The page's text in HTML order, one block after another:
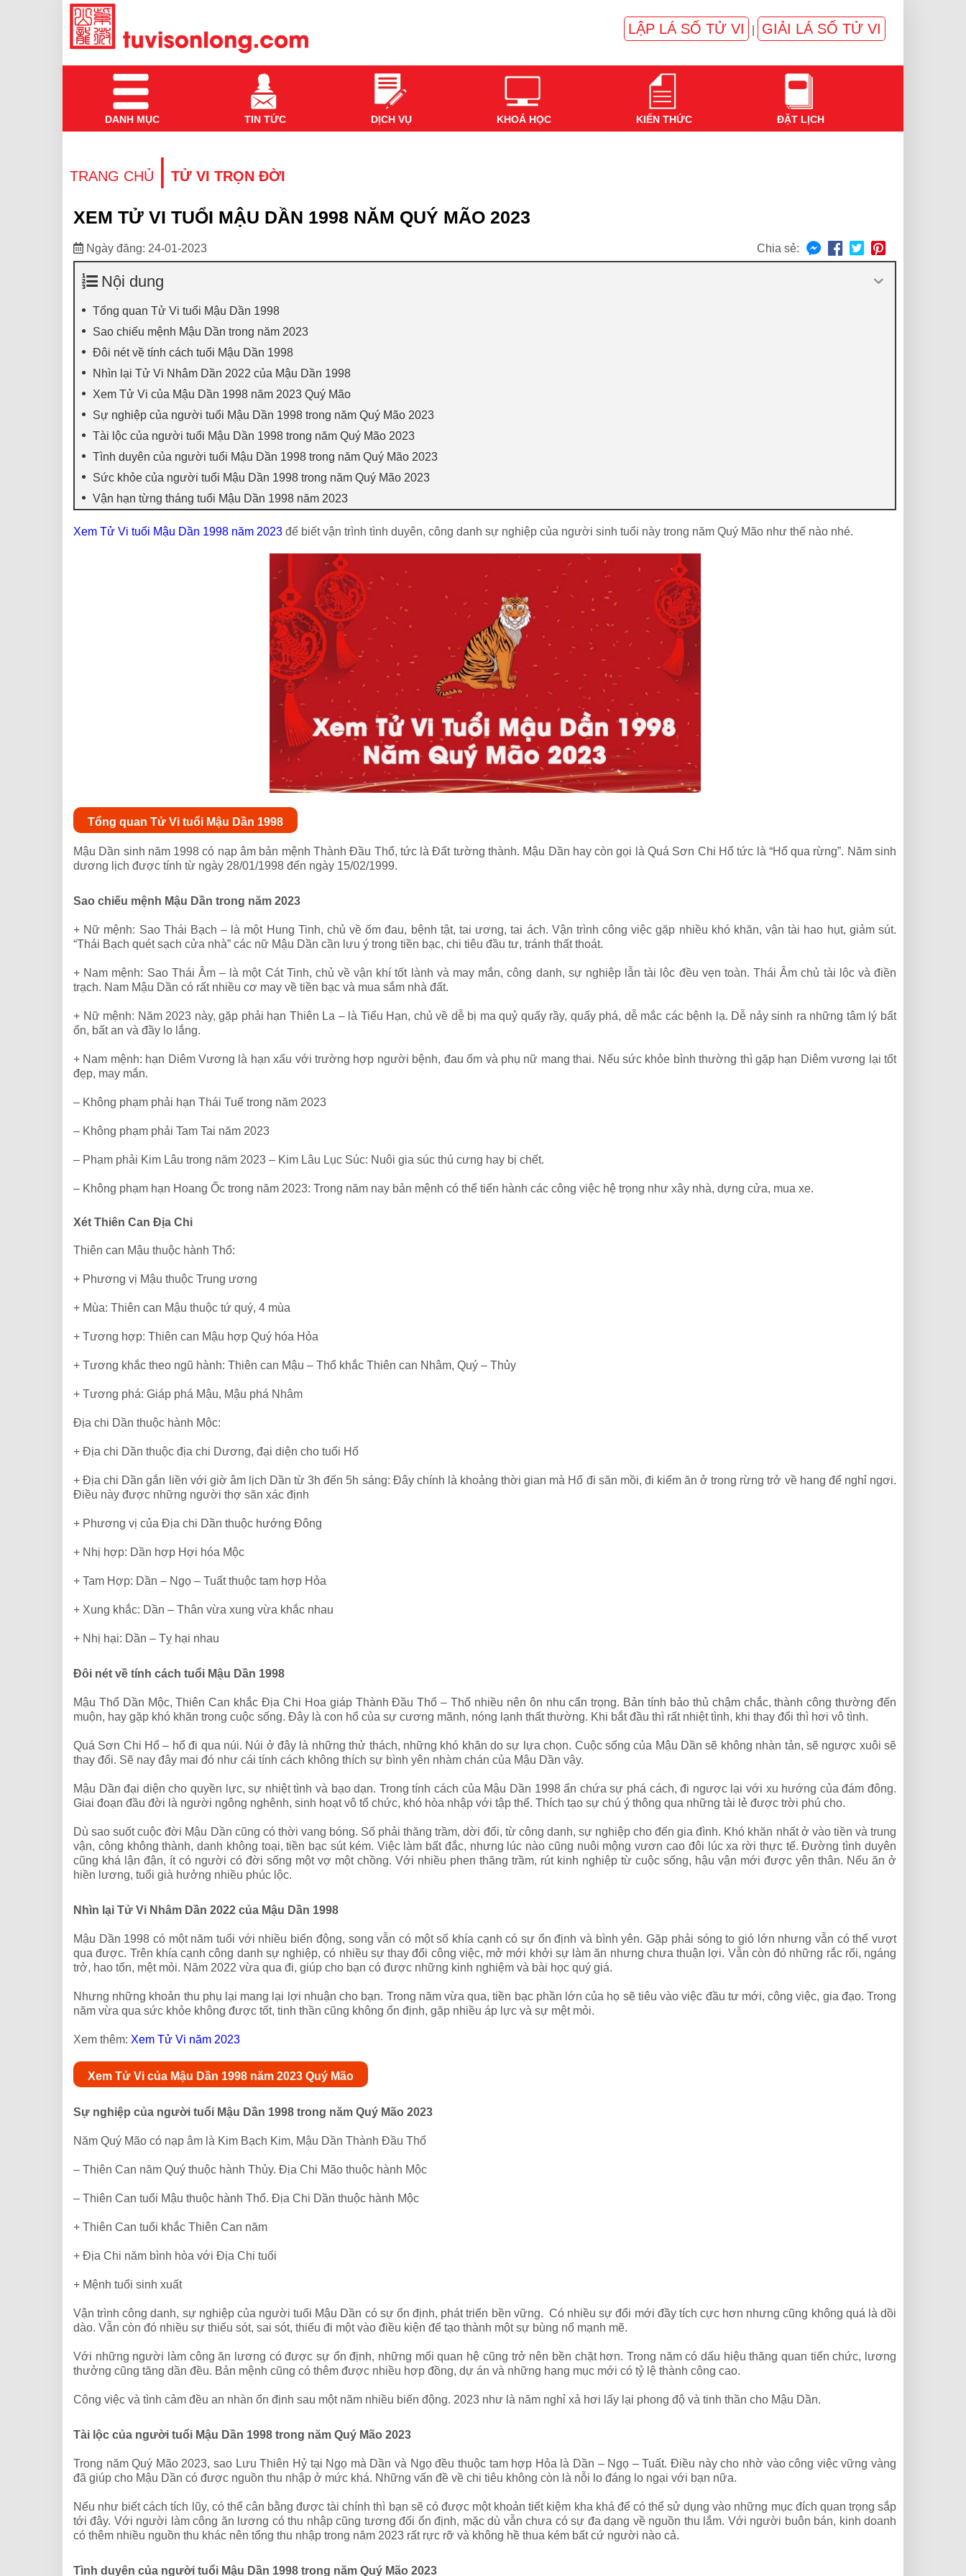
LẬP LÁ SỐ TỬ VI GIẢI LÁ SỐ TỬ VI
DANH MỤC TIN TỨC DỊCH VỤ KHOÁ HỌC KIẾN THỨC ĐẶT LỊCH
TRANG CHỦ | TỬ VI TRỌN ĐỜI
XEM TỬ VI TUỔI MẬU DẦN 1998 NĂM QUÝ MÃO 2023
Ngày đăng: 24-01-2023 Chia sẻ:
Nội dung
Tổng quan Tử Vi tuổi Mậu Dần 1998
Sao chiếu mệnh Mậu Dần trong năm 2023
Đôi nét về tính cách tuổi Mậu Dần 1998
Nhìn lại Tử Vi Nhâm Dần 2022 của Mậu Dần 1998
Xem Tử Vi của Mậu Dần 1998 năm 2023 Quý Mão
Sự nghiệp của người tuổi Mậu Dần 1998 trong năm Quý Mão 2023
Tài lộc của người tuổi Mậu Dần 1998 trong năm Quý Mão 2023
Tình duyên của người tuổi Mậu Dần 1998 trong năm Quý Mão 2023
Sức khỏe của người tuổi Mậu Dần 1998 trong năm Quý Mão 2023
Vận hạn từng tháng tuổi Mậu Dần 1998 năm 2023
Xem Tử Vi tuổi Mậu Dần 1998 năm 2023 để biết vận trình tình duyên, công danh sự nghiệp của người sinh tuổi này trong năm Quý Mão như thế nào nhé.
Tổng quan Tử Vi tuổi Mậu Dần 1998
Mậu Dần sinh năm 1998 có nạp âm bản mệnh Thành Đầu Thổ, tức là Đất tường thành. Mậu Dần hay còn gọi là Quá Sơn Chi Hổ tức là “Hổ qua rừng”. Năm sinh
dương lịch được tính từ ngày 28/01/1998 đến ngày 15/02/1999.
Sao chiếu mệnh Mậu Dần trong năm 2023
+ Nữ mệnh: Sao Thái Bạch – là một Hung Tinh, chủ về ốm đau, bệnh tật, tai ương, tai ách. Vận trình công việc gặp nhiều khó khăn, vận tài hao hụt, giảm sút.
“Thái Bạch quét sạch cửa nhà” các nữ Mậu Dần cần lưu ý trong tiền bạc, chi tiêu đầu tư, tránh thất thoát.
+ Nam mệnh: Sao Thái Âm – là một Cát Tinh, chủ về vận khí tốt lành và may mắn, công danh, sự nghiệp lẫn tài lộc đều vẹn toàn. Thái Âm chủ tài lộc và điền
trạch. Nam Mậu Dần có rất nhiều cơ may về tiền bạc và mua sắm nhà đất.
+ Nữ mệnh: Năm 2023 này, gặp phải hạn Thiên La – là Tiểu Hạn, chủ về dễ bị ma quỷ quấy rầy, quấy phá, dễ mắc các bệnh lạ. Dễ nảy sinh ra những tâm lý bất
ổn, bất an và đầy lo lắng.
+ Nam mệnh: hạn Diêm Vương là hạn xấu với trường hợp người bệnh, đau ốm và phụ nữ mang thai. Nếu sức khỏe bình thường thì gặp hạn Diêm vương lại tốt
đẹp, may mắn.
– Không phạm phải hạn Thái Tuế trong năm 2023
– Không phạm phải Tam Tai năm 2023
– Phạm phải Kim Lâu trong năm 2023 – Kim Lâu Lục Súc: Nuôi gia súc thú cưng hay bị chết.
– Không phạm hạn Hoang Ốc trong năm 2023: Trong năm nay bản mệnh có thể tiến hành các công việc hệ trọng như xây nhà, dựng cửa, mua xe.
Xét Thiên Can Địa Chi
Thiên can Mậu thuộc hành Thổ:
+ Phương vị Mậu thuộc Trung ương
+ Mùa: Thiên can Mậu thuộc tứ quý, 4 mùa
+ Tương hợp: Thiên can Mậu hợp Quý hóa Hỏa
+ Tương khắc theo ngũ hành: Thiên can Mậu – Thổ khắc Thiên can Nhâm, Quý – Thủy
+ Tương phá: Giáp phá Mậu, Mậu phá Nhâm
Địa chi Dần thuộc hành Mộc:
+ Địa chi Dần thuộc địa chi Dương, đại diện cho tuổi Hổ
+ Địa chi Dần gắn liền với giờ âm lịch Dần từ 3h đến 5h sáng: Đây chính là khoảng thời gian mà Hổ đi săn mồi, đi kiếm ăn ở trong rừng trở về hang để nghỉ ngơi.
Điều này được những người thợ săn xác định
+ Phương vị của Địa chi Dần thuộc hướng Đông
+ Nhị hợp: Dần hợp Hợi hóa Mộc
+ Tam Hợp: Dần – Ngọ – Tuất thuộc tam hợp Hỏa
+ Xung khắc: Dần – Thân vừa xung vừa khắc nhau
+ Nhị hại: Dần – Tỵ hại nhau
Đôi nét về tính cách tuổi Mậu Dần 1998
Mậu Thổ Dần Mộc, Thiên Can khắc Địa Chi Hoa giáp Thành Đầu Thổ – Thổ nhiều nên ôn nhu cẩn trọng. Bản tính bảo thủ chậm chắc, thành công thường đến
muộn, hay gặp khó khăn trong cuộc sống. Đây là con hổ của sự cương mãnh, nóng lạnh thất thường. Khi bắt đầu thì rất nhiệt tình, khi thay đổi thì hơi vô tình.
Quá Sơn Chi Hổ – hổ đi qua núi. Núi ở đây là những thử thách, những khó khăn do sự lựa chọn. Cuộc sống của Mậu Dần sẽ không nhàn tản, sẽ ngược xuôi sẽ
thay đổi. Sẽ nay đây mai đó như cái tính cách không thích sự bình yên nhàm chán của Mậu Dần vậy.
Mậu Dần đại diện cho quyền lực, sự nhiệt tình và bạo dạn. Trong tính cách của Mậu Dần 1998 ẩn chứa sự phá cách, đi ngược lại với xu hướng của đám đông.
Giai đoạn đầu đời là người ngông nghênh, sinh hoạt vô tổ chức, khó hòa nhập với tập thể. Thích tạo sự chú ý thông qua những tài lẻ được trời phú cho.
Dù sao suốt cuộc đời Mậu Dần cũng có thời vang bóng. Số phải thăng trầm, dời đổi, từ công danh, sự nghiệp cho đến gia đình. Khó khăn nhất ở vào tiền và trung
vận, công không thành, danh không toại, tiền bạc sút kém. Việc làm bất đắc, nhưng lúc nào cũng nuôi mộng vươn cao đôi lúc xa rời thực tế. Đường tình duyên
cũng khá lận đận, ít có người có đời sống một vợ một chồng. Với nhiều phen thăng trầm, rút kinh nghiệp từ cuộc sống, hậu vận mới được yên thân. Nếu ăn ở
hiền lương, tuổi già hưởng nhiều phúc lộc.
Nhìn lại Tử Vi Nhâm Dần 2022 của Mậu Dần 1998
Mậu Dần 1998 có một năm tuổi với nhiều biến động, song vẫn có một số khía cạnh có sự ổn định và bình yên. Gặp phải sóng to gió lớn nhưng vẫn có thể vượt
qua được. Trên khía cạnh công danh sự nghiệp, có nhiều sự thay đổi công việc, mở mới khởi sự làm ăn nhưng chưa thuận lợi. Vẫn còn đó những rắc rối, ngáng
trở, hao tổn, mệt mỏi. Năm 2022 vừa qua đi, giúp cho bạn có được những kinh nghiệm và bài học quý giá.
Nhưng những khoản thu phụ lại mang lại lợi nhuận cho bạn. Trong năm vừa qua, tiền bạc phần lớn của họ sẽ tiêu vào việc đầu tư mới, công việc, gia đạo. Trong
năm vừa qua sức khỏe không được tốt, tinh thần cũng không ổn định, gặp nhiều áp lực và sự mệt mỏi.
Xem thêm: Xem Tử Vi năm 2023
Xem Tử Vi của Mậu Dần 1998 năm 2023 Quý Mão
Sự nghiệp của người tuổi Mậu Dần 1998 trong năm Quý Mão 2023
Năm Quý Mão có nạp âm là Kim Bạch Kim, Mậu Dần Thành Đầu Thổ
– Thiên Can năm Quý thuộc hành Thủy. Địa Chi Mão thuộc hành Mộc
– Thiên Can tuổi Mậu thuộc hành Thổ. Địa Chi Dần thuộc hành Mộc
+ Thiên Can tuổi khắc Thiên Can năm
+ Địa Chi năm bình hòa với Địa Chi tuổi
+ Mệnh tuổi sinh xuất
Vận trình công danh, sự nghiệp của người tuổi Mậu Dần có sự ổn định, phát triển bền vững. Có nhiều sự đổi mới đầy tích cực hơn nhưng cũng không quá là dồi
dào. Vẫn còn đó nhiều sự thiếu sót, sai sót, thiếu đi một vào điều kiện để tạo thành một sự bùng nổ mạnh mẽ.
Với những người làm công ăn lương có được sự ổn định, những mối quan hệ cũng trở nên bền chặt hơn. Trong năm có dấu hiệu thăng quan tiến chức, lương
thưởng cũng tăng dần đều. Bản mệnh cũng có thêm được nhiều hợp đồng, dự án và những hạng mục mới có tỷ lệ thành công cao.
Công việc và tình cảm đều an nhàn ổn định sau một năm nhiều biến động. 2023 như là năm nghỉ xả hơi lấy lại phong độ và tinh thần cho Mậu Dần.
Tài lộc của người tuổi Mậu Dần 1998 trong năm Quý Mão 2023
Trong năm Quý Mão 2023, sao Lưu Thiên Hỷ tại Ngọ mà Dần và Ngọ đều thuộc tam hợp Hỏa là Dần – Ngọ – Tuất. Điều này cho nhờ vào công việc vững vàng
đã giúp cho Mậu Dần có được nguồn thu nhập ở mức khá. Những vấn đề về chi tiêu không còn là nỗi lo đáng lo ngại với bạn nữa.
Nếu như biết cách tích lũy, có thể cân bằng được tài chính thì bạn sẽ có được một khoản tiết kiệm kha khá để có thể sử dụng vào những mục đích quan trọng sắp
tới đây. Với người làm công ăn lương có thu nhập cũng tương đối ổn định, mặc dù vẫn chưa có sự đa dạng về nguồn thu lắm. Với người buôn bán, kinh doanh
có thêm nhiều nguồn thu khác nên tổng thu nhập trong năm 2023 rất rực rỡ và không hề thua kém bất cứ người nào cả.
Tình duyên của người tuổi Mậu Dần 1998 trong năm Quý Mão 2023